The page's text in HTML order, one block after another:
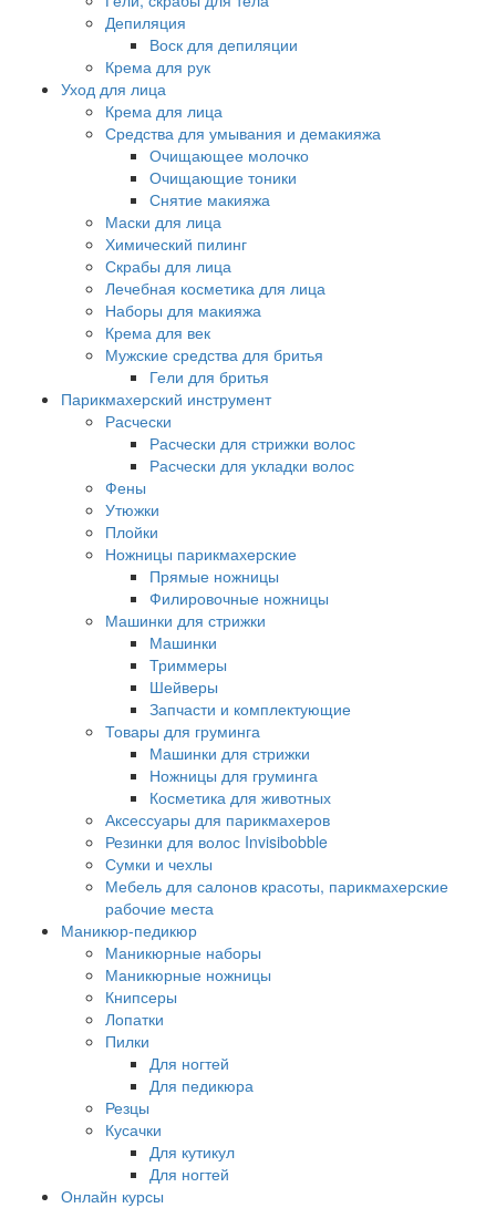
Депиляция
Воск для депиляции
Крема для рук
Уход для лица
Крема для лица
Средства для умывания и демакияжа
Очищающее молочко
Очищающие тоники
Снятие макияжа
Маски для лица
Химический пилинг
Скрабы для лица
Лечебная косметика для лица
Наборы для макияжа
Крема для век
Мужские средства для бритья
Гели для бритья
Парикмахерский инструмент
Расчески
Расчески для стрижки волос
Расчески для укладки волос
Фены
Утюжки
Плойки
Ножницы парикмахерские
Прямые ножницы
Филировочные ножницы
Машинки для стрижки
Машинки
Триммеры
Шейверы
Запчасти и комплектующие
Товары для груминга
Машинки для стрижки
Ножницы для груминга
Косметика для животных
Аксессуары для парикмахеров
Резинки для волос Invisibobble
Сумки и чехлы
Мебель для салонов красоты, парикмахерские
рабочие места
Маникюр-педикюр
Маникюрные наборы
Маникюрные ножницы
Книпсеры
Лопатки
Пилки
Для ногтей
Для педикюра
Резцы
Кусачки
Для кутикул
Для ногтей
Онлайн курсы